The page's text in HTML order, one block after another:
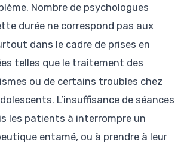
Nombre de psychologues
durée ne correspond pas aux
dans le cadre de prises en
telles que le traitement des
ou de certains troubles chez
L’insuffisance de séances
les patients à interrompre un
entamé, ou à prendre à leur